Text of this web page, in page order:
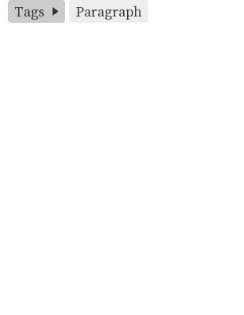
Tags Paragraph